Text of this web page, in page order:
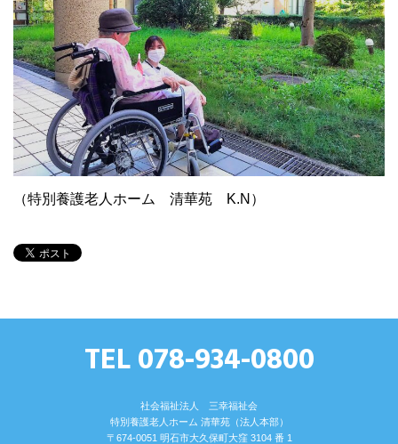
（特別養護老人ホーム 清華苑 K.N）
TEL 078-934-0800
社会福祉法人 三幸福祉会
特別養護⽼⼈ホーム 清華苑（法⼈本部）
〒674-0051 明⽯市⼤久保町⼤窪 3104 番 1